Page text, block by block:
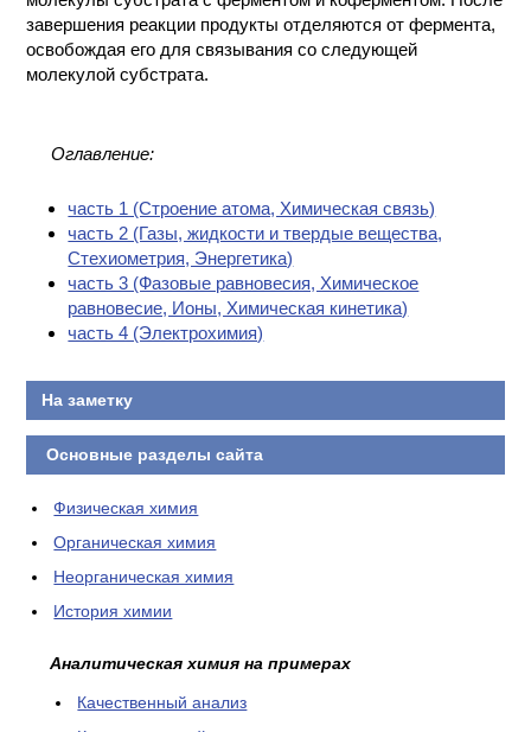
завершения реакции продукты отделяются от фермента,
освобождая его для связывания со следующей
молекулой субстрата.
Оглавление:
часть 1 (Cтроение атома, Химическая связь)
часть 2 (Газы, жидкости и твердые вещества,
Стехиометрия, Энергетика)
часть 3 (Фазовые равновесия, Химическое
равновесие, Ионы, Химическая кинетика)
часть 4 (Электрохимия)
На заметку
Основные разделы сайта
Физическая химия
Органическая химия
Неорганическая химия
История химии
Аналитическая химия на примерах
Качественный анализ